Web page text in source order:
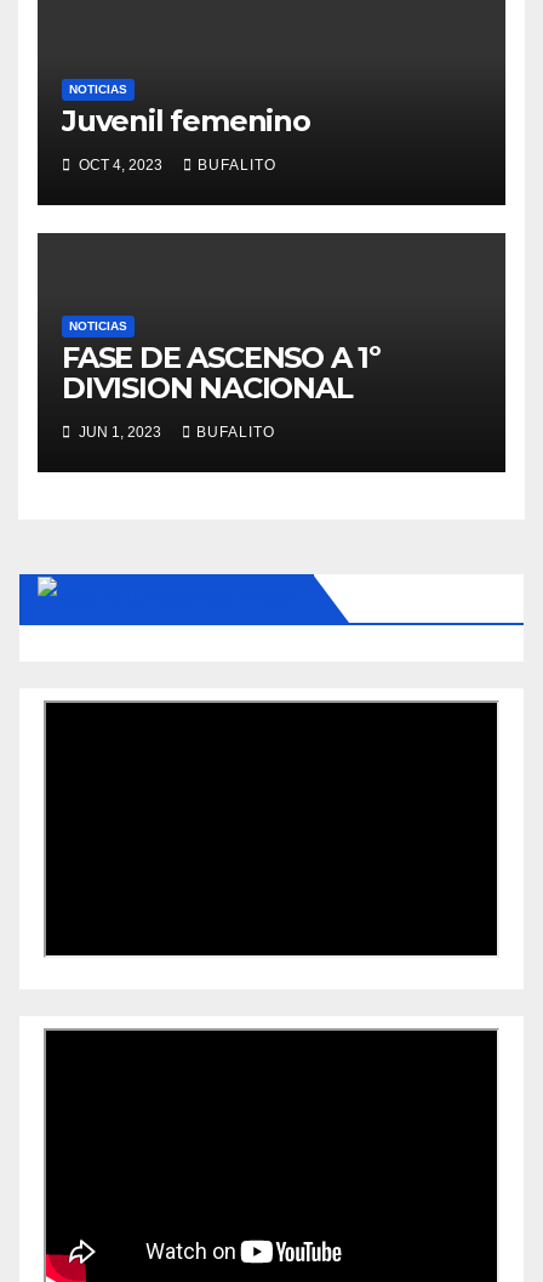
NOTICIAS
Juvenil femenino
OCT 4, 2023 BUFALITO
NOTICIAS
FASE DE ASCENSO A 1º
DIVISION NACIONAL
JUN 1, 2023 BUFALITO